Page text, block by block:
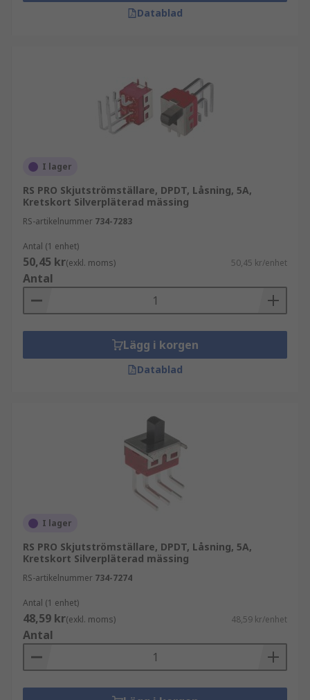
Datablad
I lager
RS PRO Skjutströmställare, DPDT, Låsning, 5A,
Kretskort Silverpläterad mässing
RS-artikelnummer 734-7283
Antal (1 enhet)
50,45 kr(exkl. moms) 50,45 kr/enhet
Antal
Lägg i korgen
Datablad
I lager
RS PRO Skjutströmställare, DPDT, Låsning, 5A,
Kretskort Silverpläterad mässing
RS-artikelnummer 734-7274
Antal (1 enhet)
48,59 kr(exkl. moms) 48,59 kr/enhet
Antal